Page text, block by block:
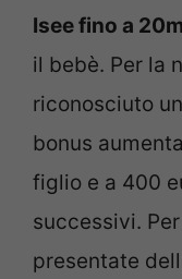
Isee fino a
il bebè. Per la
riconosciuto
bonus
figlio e a 400
successivi.
presentate